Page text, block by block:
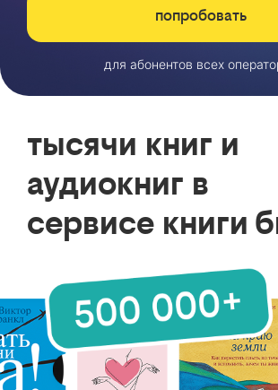
попробовать
для абонентов всех
тысячи книг и
аудиокниг в
сервисе книги